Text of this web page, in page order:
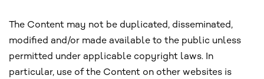
The Content may not be duplicated, disseminated,
modified and/or made available to the public unless
permitted under applicable copyright laws. In
particular, use of the Content on other websites is